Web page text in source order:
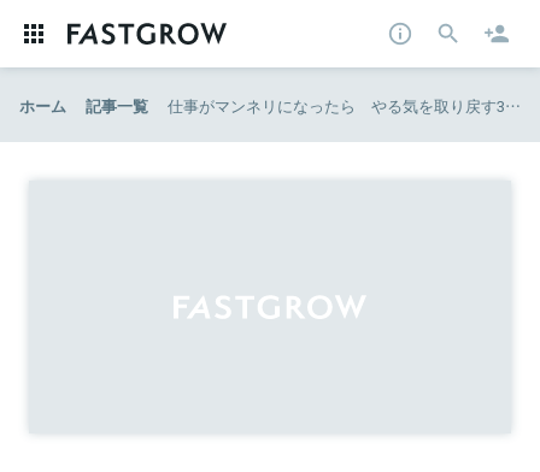
ホーム 記事一覧 仕事がマンネリになったら やる気を取り戻す3つの方法 | Forbes JAPAN（フォーブス ジャパン）